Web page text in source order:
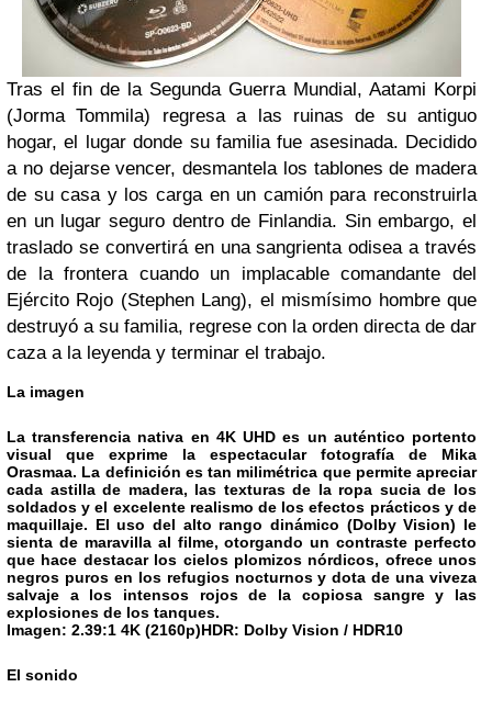
Tras el fin de la Segunda Guerra Mundial, Aatami Korpi
(Jorma Tommila) regresa a las ruinas de su antiguo
hogar, el lugar donde su familia fue asesinada. Decidido
a no dejarse vencer, desmantela los tablones de madera
de su casa y los carga en un camión para reconstruirla
en un lugar seguro dentro de Finlandia. Sin embargo, el
traslado se convertirá en una sangrienta odisea a través
de la frontera cuando un implacable comandante del
Ejército Rojo (Stephen Lang), el mismísimo hombre que
destruyó a su familia, regrese con la orden directa de dar
caza a la leyenda y terminar el trabajo.
La imagen
La transferencia nativa en 4K UHD es un auténtico portento
visual que exprime la espectacular fotografía de Mika
Orasmaa. La definición es tan milimétrica que permite apreciar
cada astilla de madera, las texturas de la ropa sucia de los
soldados y el excelente realismo de los efectos prácticos y de
maquillaje. El uso del alto rango dinámico (Dolby Vision) le
sienta de maravilla al filme, otorgando un contraste perfecto
que hace destacar los cielos plomizos nórdicos, ofrece unos
negros puros en los refugios nocturnos y dota de una viveza
salvaje a los intensos rojos de la copiosa sangre y las
explosiones de los tanques.
Imagen: 2.39:1 4K (2160p)HDR: Dolby Vision / HDR10
El sonido